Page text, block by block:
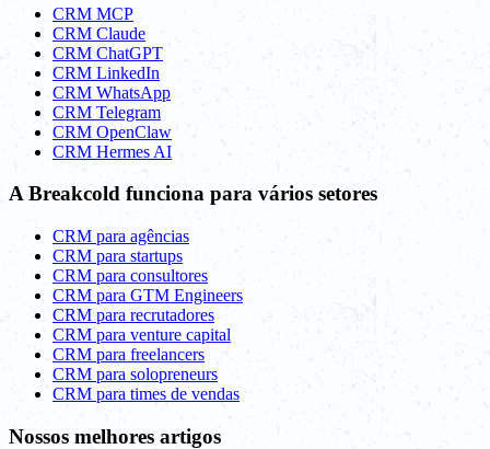
CRM MCP
CRM Claude
CRM ChatGPT
CRM LinkedIn
CRM WhatsApp
CRM Telegram
CRM OpenClaw
CRM Hermes AI
A Breakcold funciona para vários setores
CRM para agências
CRM para startups
CRM para consultores
CRM para GTM Engineers
CRM para recrutadores
CRM para venture capital
CRM para freelancers
CRM para solopreneurs
CRM para times de vendas
Nossos melhores artigos